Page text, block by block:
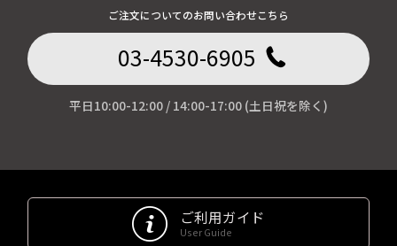
ご注文についてのお問い合わせこちら
03-4530-6905
平日10:00-12:00 / 14:00-17:00 (土日祝を除く)
ご利用ガイド
User Guide